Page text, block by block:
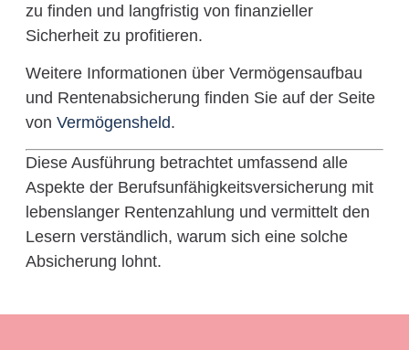
zu finden und langfristig von finanzieller
Sicherheit zu profitieren.
Weitere Informationen über Vermögensaufbau
und Rentenabsicherung finden Sie auf der Seite
von Vermögensheld.
Diese Ausführung betrachtet umfassend alle
Aspekte der Berufsunfähigkeitsversicherung mit
lebenslanger Rentenzahlung und vermittelt den
Lesern verständlich, warum sich eine solche
Absicherung lohnt.